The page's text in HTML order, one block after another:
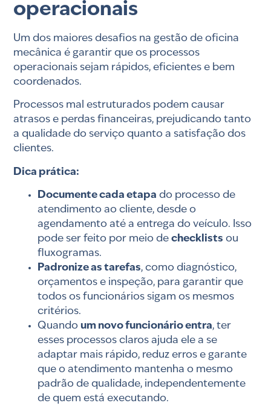
operacionais
Um dos maiores desafios na gestão de oficina
mecânica é garantir que os processos
operacionais sejam rápidos, eficientes e bem
coordenados.
Processos mal estruturados podem causar
atrasos e perdas financeiras, prejudicando tanto
a qualidade do serviço quanto a satisfação dos
clientes.
Dica prática:
Documente cada etapa do processo de
atendimento ao cliente, desde o
agendamento até a entrega do veículo. Isso
pode ser feito por meio dechecklists ou
fluxogramas.
Padronize as tarefas, como diagnóstico,
orçamentos e inspeção, para garantir que
todos os funcionários sigam os mesmos
critérios.
Quando um novo funcionário entra, ter
esses processos claros ajuda ele a se
adaptar mais rápido, reduz erros e garante
que o atendimento mantenha o mesmo
padrão de qualidade, independentemente
de quem está executando.